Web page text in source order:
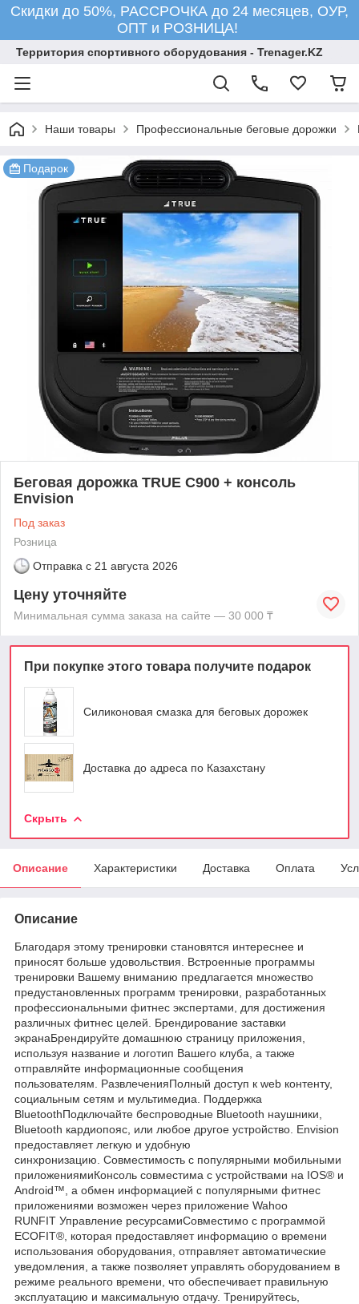
Скидки до 50%, РАССРОЧКА до 24 месяцев, ОУР,
ОПТ и РОЗНИЦА!
Территория спортивного оборудования - Trenager.KZ
Наши товары Профессиональные беговые дорожки
Подарок
Беговая дорожка TRUE C900 + консоль
Envision
Под заказ
Розница
Отправка с 21 августа 2026
Цену уточняйте
Минимальная сумма заказа на сайте — 30 000 ₸
При покупке этого товара получите подарок
Силиконовая смазка для беговых дорожек
Доставка до адреса по Казахстану
Скрыть
Описание Характеристики Доставка Оплата
Описание
Благодаря этому тренировки становятся интереснее и
приносят больше удовольствия. Встроенные программы
тренировки Вашему вниманию предлагается множество
предустановленных программ тренировки, разработанных
профессиональными фитнес экспертами, для достижения
различных фитнес целей. Брендирование заставки
экранаБрендируйте домашнюю страницу приложения,
используя название и логотип Вашего клуба, а также
отправляйте информационные сообщения
пользователям. РазвлеченияПолный доступ к web контенту,
социальным сетям и мультимедиа. Поддержка
BluetoothПодключайте беспроводные Bluetooth наушники,
Bluetooth кардиопояс, или любое другое устройство. Envision
предоставляет легкую и удобную
синхронизацию. Совместимость с популярными мобильными
приложениямиКонсоль совместима с устройствами на IOS® и
Android™, а обмен информацией с популярными фитнес
приложениями возможен через приложение Wahoo
RUNFIT Управление ресурсамиСовместимо с программой
ECOFIT®, которая предоставляет информацию о времени
использования оборудования, отправляет автоматические
уведомления, а также позволяет управлять оборудованием в
режиме реального времени, что обеспечивает правильную
эксплуатацию и максимальную отдачу. Тренируйтесь,